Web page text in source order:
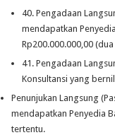
40. Pengadaan L
mendapatkan Penyedia
Rp200.000.000,00
41. Pengadaan
Konsultansi yang
Penunjukan Langsung
mendapatkan Penyedia
tertentu.